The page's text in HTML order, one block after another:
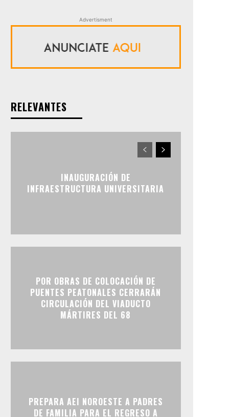
Advertisment
RELEVANTES
INAUGURACIÓN DE
INFRAESTRUCTURA UNIVERSITARIA
POR OBRAS DE COLOCACIÓN DE
PUENTES PEATONALES CERRARÁN
CIRCULACIÓN DEL VIADUCTO
MÁRTIRES DEL 68
PREPARA AEI NOROESTE A PADRES
DE FAMILIA PARA EL REGRESO A